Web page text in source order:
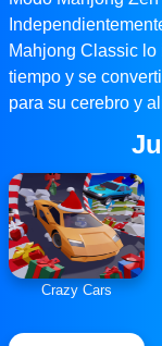
Mahjong Classic
tiempo y se
para su cerebro y
Crazy Cars